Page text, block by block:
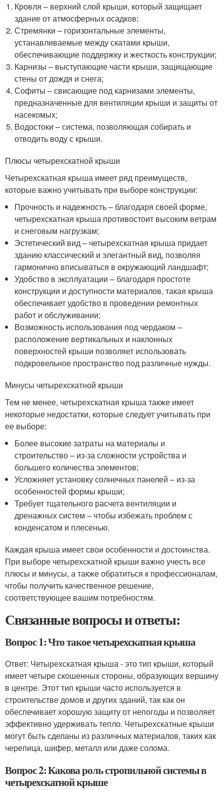
Кровля – верхний слой крыши, который защищает
здание от атмосферных осадков;
Стремянки – горизонтальные элементы,
устанавливаемые между скатами крыши,
обеспечивающие поддержку и жесткость конструкции;
Карнизы – выступающие части крыши, защищающие
стены от дождя и снега;
Софиты – свисающие под карнизами элементы,
предназначенные для вентиляции крыши и защиты от
насекомых;
Водостоки – система, позволяющая собирать и
отводить воду с крыши.
Плюсы четырехскатной крыши
Четырехскатная крыша имеет ряд преимуществ,
которые важно учитывать при выборе конструкции:
Прочность и надежность – благодаря своей форме,
четырехскатная крыша противостоит высоким ветрам
и снеговым нагрузкам;
Эстетический вид – четырехскатная крыша придает
зданию классический и элегантный вид, позволяя
гармонично вписываться в окружающий ландшафт;
Удобство в эксплуатации – благодаря простоте
конструкции и доступности материалов, такая крыша
обеспечивает удобство в проведении ремонтных
работ и обслуживании;
Возможность использования под чердаком –
расположение вертикальных и наклонных
поверхностей крыши позволяет использовать
подкровельное пространство под различные нужды.
Минусы четырехскатной крыши
Тем не менее, четырехскатная крыша также имеет
некоторые недостатки, которые следует учитывать при
ее выборе:
Более высокие затраты на материалы и
строительство – из-за сложности устройства и
большего количества элементов;
Усложняет установку солнечных панелей – из-за
особенностей формы крыши;
Требует тщательного расчета вентиляции и
дренажных систем – чтобы избежать проблем с
конденсатом и плесенью.
Каждая крыша имеет свои особенности и достоинства.
При выборе четырехскатной крыши важно учесть все
плюсы и минусы, а также обратиться к профессионалам,
чтобы получить качественное решение,
соответствующее вашим потребностям.
Связанные вопросы и ответы:
Вопрос 1: Что такое четырехскатная крыша
Ответ: Четырехскатная крыша - это тип крыши, который
имеет четыре скошенных стороны, образующих вершину
в центре. Этот тип крыши часто используется в
строительстве домов и других зданий, так как он
обеспечивает хорошую защиту от непогоды и позволяет
эффективно удерживать тепло. Четырехскатные крыши
могут быть сделаны из различных материалов, таких как
черепица, шифер, металл или даже солома.
Вопрос 2: Какова роль стропильной системы в
четырехскатной крыше